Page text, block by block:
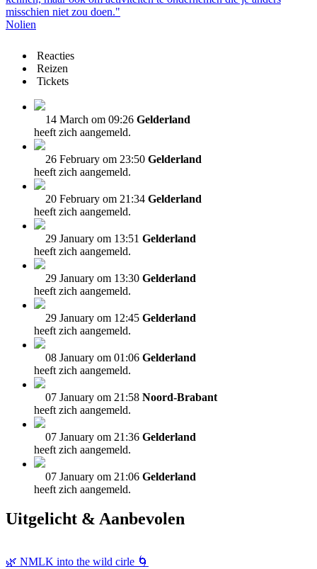
misschien niet zou doen."
Nolien
Reacties
Reizen
Tickets
14 March om 09:26 Gelderland
heeft zich aangemeld.
26 February om 23:50 Gelderland
heeft zich aangemeld.
20 February om 21:34 Gelderland
heeft zich aangemeld.
29 January om 13:51 Gelderland
heeft zich aangemeld.
29 January om 13:30 Gelderland
heeft zich aangemeld.
29 January om 12:45 Gelderland
heeft zich aangemeld.
08 January om 01:06 Gelderland
heeft zich aangemeld.
07 January om 21:58 Noord-Brabant
heeft zich aangemeld.
07 January om 21:36 Gelderland
heeft zich aangemeld.
07 January om 21:06 Gelderland
heeft zich aangemeld.
Uitgelicht & Aanbevolen
🌿 NMLK into the wild cirle 🌀